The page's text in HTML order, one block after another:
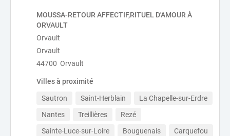
MOUSSA-RETOUR AFFECTIF,RITUEL D'AMOUR À
ORVAULT
Orvault
Orvault
44700 Orvault
Villes à proximité
Sautron Saint-Herblain
La Chapelle-sur-Erdre
Nantes
Treillières
Rezé
Sainte-Luce-sur-Loire
Bouguenais
Carquefou